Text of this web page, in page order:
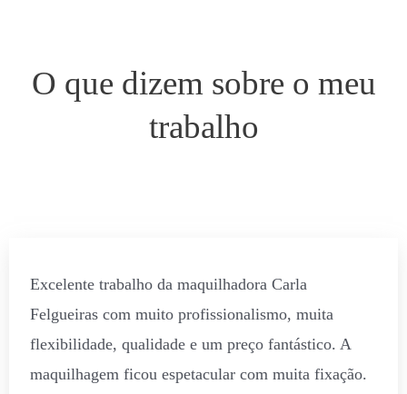
O que dizem sobre o meu
trabalho
Excelente trabalho da maquilhadora Carla
Felgueiras com muito profissionalismo, muita
flexibilidade, qualidade e um preço fantástico. A
maquilhagem ficou espetacular com muita fixação.